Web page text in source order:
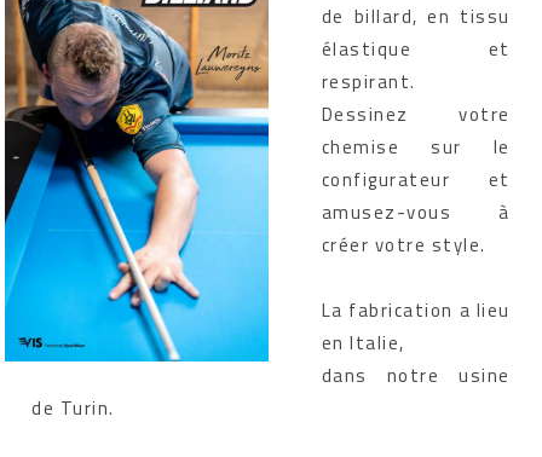
de billard, en tissu
élastique et
respirant.
Dessinez votre
chemise sur le
configurateur et
amusez-vous à
créer votre style.
La fabrication a lieu
en Italie,
dans notre usine
de Turin.